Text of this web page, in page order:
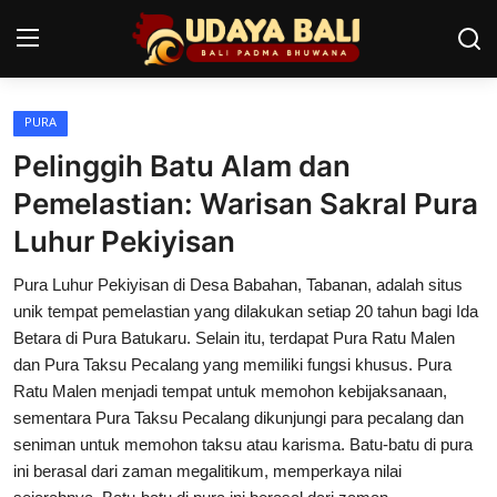
Home
Pura
Desa Adat
Tradisi
Kearifan lokal
Alam Bali
Seni
Kisah
PURA
Pelinggih Batu Alam dan
Pemelastian: Warisan Sakral Pura
Luhur Pekiyisan
Pura Luhur Pekiyisan di Desa Babahan, Tabanan, adalah situs
unik tempat pemelastian yang dilakukan setiap 20 tahun bagi Ida
Betara di Pura Batukaru. Selain itu, terdapat Pura Ratu Malen
dan Pura Taksu Pecalang yang memiliki fungsi khusus. Pura
Ratu Malen menjadi tempat untuk memohon kebijaksanaan,
sementara Pura Taksu Pecalang dikunjungi para pecalang dan
seniman untuk memohon taksu atau karisma. Batu-batu di pura
ini berasal dari zaman megalitikum, memperkaya nilai